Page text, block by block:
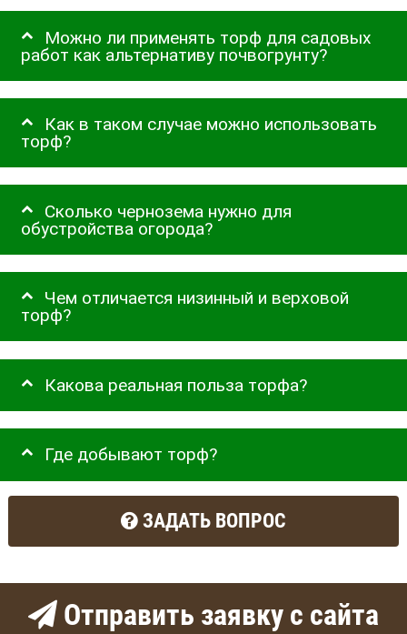
Можно ли применять торф для садовых
работ как альтернативу почвогрунту?
Как в таком случае можно использовать
торф?
Сколько чернозема нужно для
обустройства огорода?
Чем отличается низинный и верховой
торф?
Какова реальная польза торфа?
Где добывают торф?
ЗАДАТЬ ВОПРОС
Отправить заявку с сайта